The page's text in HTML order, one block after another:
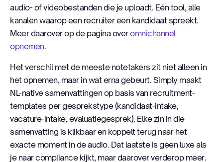
audio- of videobestanden die je uploadt. Eén tool, alle
kanalen waarop een recruiter een kandidaat spreekt.
Meer daarover op de pagina overomnichannel
opnemen.
Het verschil met de meeste notetakers zit niet alleen in
het opnemen, maar in wat erna gebeurt. Simply maakt
NL-native samenvattingen op basis van recruitment-
templates per gesprekstype (kandidaat-intake,
vacature-intake, evaluatiegesprek). Elke zin in die
samenvatting is klikbaar en koppelt terug naar het
exacte moment in de audio. Dat laatste is geen luxe als
je naar compliance kijkt, maar daarover verderop meer.